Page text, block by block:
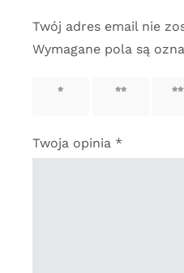
Twój adres email nie
Wymagane pola są
1 z 5
2 z 5
3 z
Twoja opinia *